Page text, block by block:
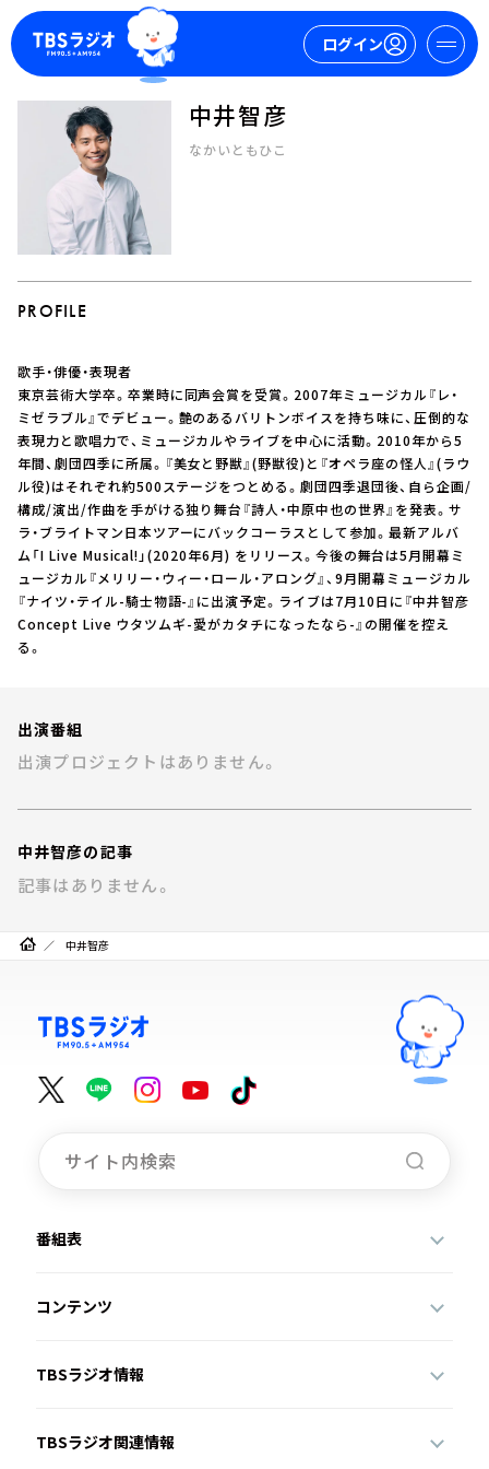
ログイン
マイページ
ログイン
今日の番組表
週間番組表
トピックス
TBS Podcast
お知らせ
イベント・グッズ
YouTube
会社情報
中井智彦
なかいともひこ
PROFILE
歌手・俳優・表現者
東京芸術大学卒。卒業時に同声会賞を受賞。2007年ミュージカル『レ・
ミゼラブル』でデビュー。艶のあるバリトンボイスを持ち味に、圧倒的な
表現力と歌唱力で、ミュージカルやライブを中心に活動。2010年から5
年間、劇団四季に所属。『美女と野獣』(野獣役)と『オペラ座の怪人』(ラウ
ル役)はそれぞれ約500ステージをつとめる。劇団四季退団後、自ら企画/
構成/演出/作曲を手がける独り舞台『詩人・中原中也の世界』を発表。サ
ラ・ブライトマン日本ツアーにバックコーラスとして参加。最新アルバ
ム「I Live Musical!」(2020年6月) をリリース。今後の舞台は5月開幕ミ
ュージカル『メリリー・ウィー・ロール・アロング』、9月開幕ミュージカル
『ナイツ・テイル-騎士物語-』に出演予定。ライブは7月10日に『中井智彦
Concept Live ウタツムギ-愛がカタチになったなら-』の開催を控え
る。
出演番組
出演プロジェクトはありません。
中井智彦の記事
記事はありません。
中井智彦
番組表
コンテンツ
TBSラジオ情報
TBSラジオ関連情報